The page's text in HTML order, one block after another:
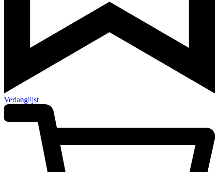
Verlanglijst